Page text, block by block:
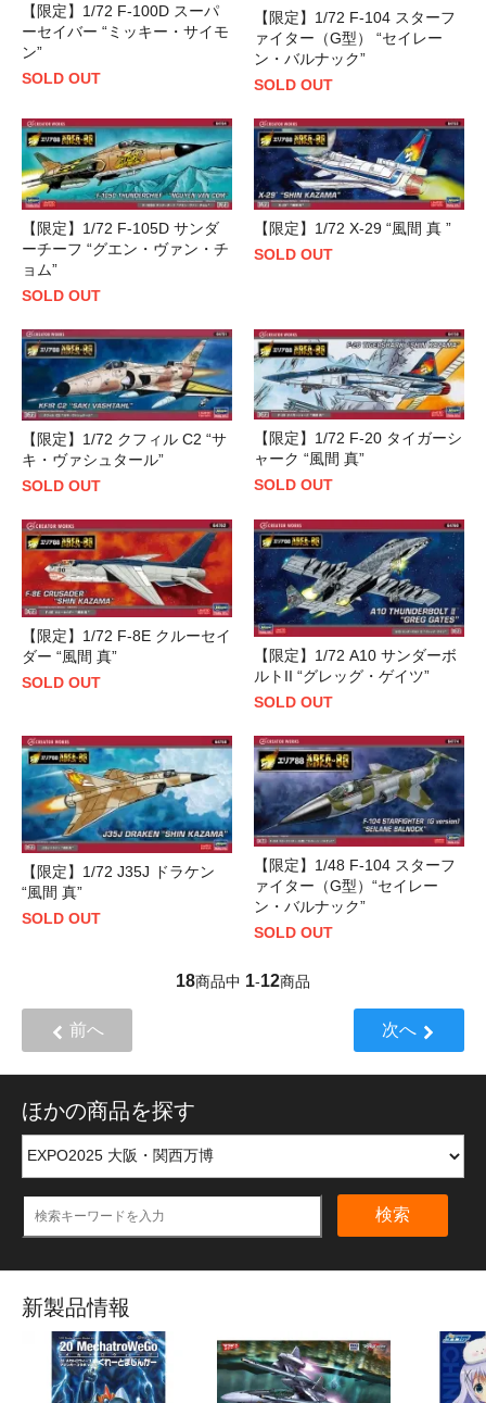
【限定】1/72 F-100D スーパ
ーセイバー “ミッキー・サイモ
ン”
SOLD OUT
【限定】1/72 F-104 スターフ
ァイター（G型） “セイレー
ン・バルナック”
SOLD OUT
【限定】1/72 F-105D サンダ
ーチーフ “グエン・ヴァン・チ
ョム”
SOLD OUT
【限定】1/72 X-29 “風間 真 ”
SOLD OUT
【限定】1/72 クフィル C2 “サ
キ・ヴァシュタール”
SOLD OUT
【限定】1/72 F-20 タイガーシ
ャーク “風間 真”
SOLD OUT
【限定】1/72 F-8E クルーセイ
ダー “風間 真”
SOLD OUT
【限定】1/72 A10 サンダーボ
ルトII “グレッグ・ゲイツ”
SOLD OUT
【限定】1/72 J35J ドラケン
“風間 真”
SOLD OUT
【限定】1/48 F-104 スターフ
ァイター（G型）“セイレー
ン・バルナック”
SOLD OUT
18商品中 1-12商品
前へ 次へ
ほかの商品を探す
検索
新製品情報